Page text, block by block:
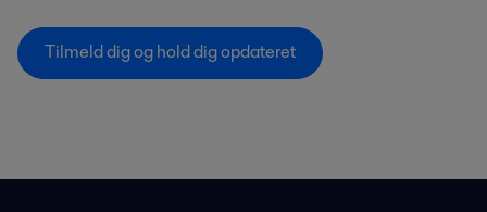
Tilmeld dig og hold dig opdateret